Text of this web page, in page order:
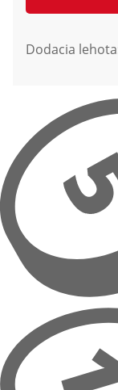
Dodacia